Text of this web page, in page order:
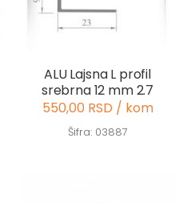
ALU Lajsna L profil
srebrna 12 mm 2.7
550,00 RSD / kom
Šifra: 03887